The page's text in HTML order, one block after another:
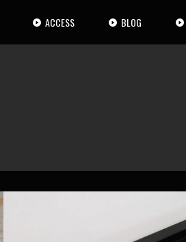
ACCESS BLOG